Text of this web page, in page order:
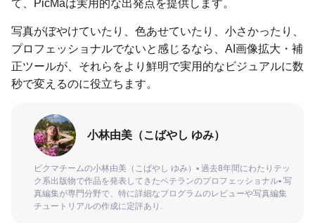
て、PicMaは実用的な出発点を提供します。
写真がぼやけていたり、色あせていたり、小さかったり、
プロフェッショナルでないと感じるなら、AI画像拡大・補
正ツールが、それらをより鮮明で実用的なビジュアルに数
秒で変えるのに役立ちます。
小林由美（こばやし ゆみ）
ピクマチームの小林由美（こばやし ゆみ）▪ 過去8年間にわたりテッ
ク系出版物で作品を発表してきたベテランのプロフェッショナル▪ 写
真編集が専門分野で、特に詳細なプログラムのレビューや写真編集
チュートリアルの作成に定評あり.